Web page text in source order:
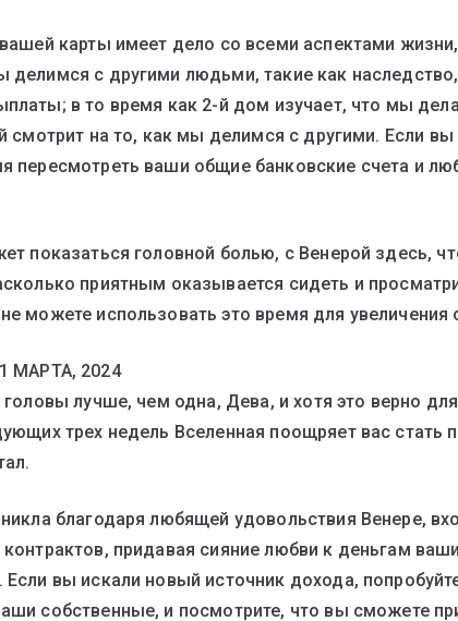
карты имеет дело со всеми аспектами
с другими людьми, такие как
в то время как 2-й дом изучает, что мы
смотрит на то, как мы делимся с другими. Если
пересмотреть ваши общие банковские счета и
показаться головной болью, с Венерой здесь,
приятным оказывается сидеть и
можете использовать это время для увеличения
МАРТА, 2024
головы лучше, чем одна, Дева, и хотя это верно
трех недель Вселенная поощряет вас стать
благодаря любящей удовольствия Венере,
придавая сияние любви к деньгам
вы искали новый источник дохода,
собственные, и посмотрите, что вы сможете